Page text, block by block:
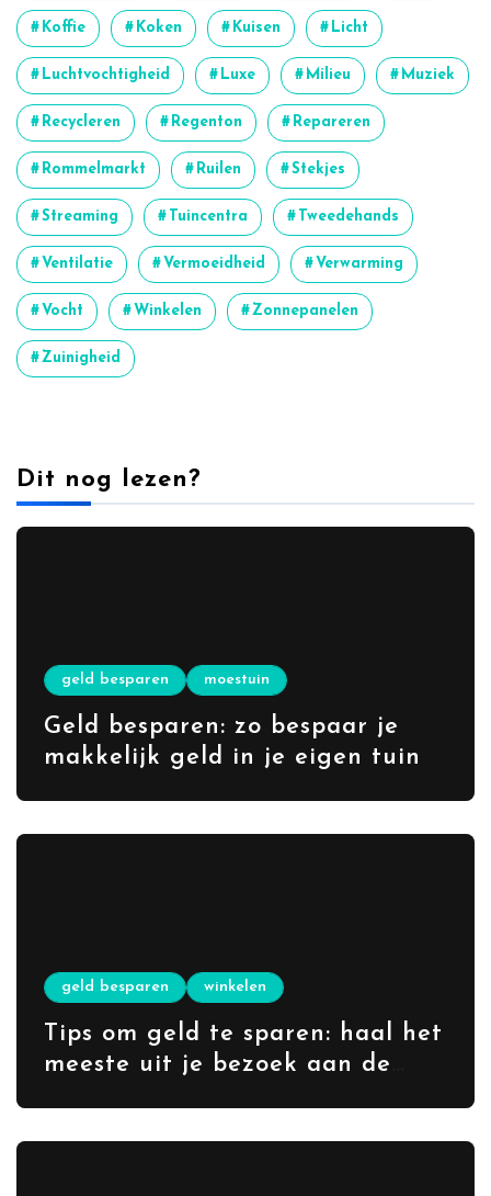
Koffie Koken Kuisen Licht
Luchtvochtigheid Luxe Milieu Muziek
Recycleren Regenton Repareren
Rommelmarkt Ruilen Stekjes
Streaming Tuincentra Tweedehands
Ventilatie Vermoeidheid Verwarming
Vocht Winkelen Zonnepanelen
Zuinigheid
Dit nog lezen?
geld besparen moestuin
Geld besparen: zo bespaar je
makkelijk geld in je eigen tuin
geld besparen winkelen
Tips om geld te sparen: haal het
meeste uit je bezoek aan de